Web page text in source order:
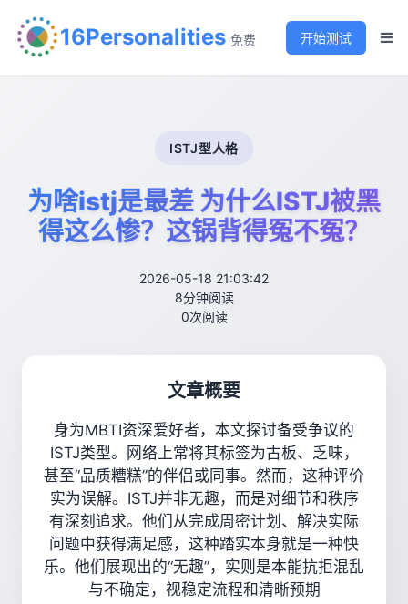
16Personalities 免费 开始测试
ISTJ型人格
为啥istj是最差 为什么ISTJ被黑
得这么惨？这锅背得冤不冤？
2026-05-18 21:03:42
8分钟阅读
0次阅读
文章概要
身为MBTI资深爱好者，本文探讨备受争议的
ISTJ类型。网络上常将其标签为古板、乏味，
甚至“品质糟糕”的伴侣或同事。然而，这种评价
实为误解。ISTJ并非无趣，而是对细节和秩序
有深刻追求。他们从完成周密计划、解决实际
问题中获得满足感，这种踏实本身就是一种快
乐。他们展现出的“无趣”，实则是本能抗拒混乱
与不确定，视稳定流程和清晰预期